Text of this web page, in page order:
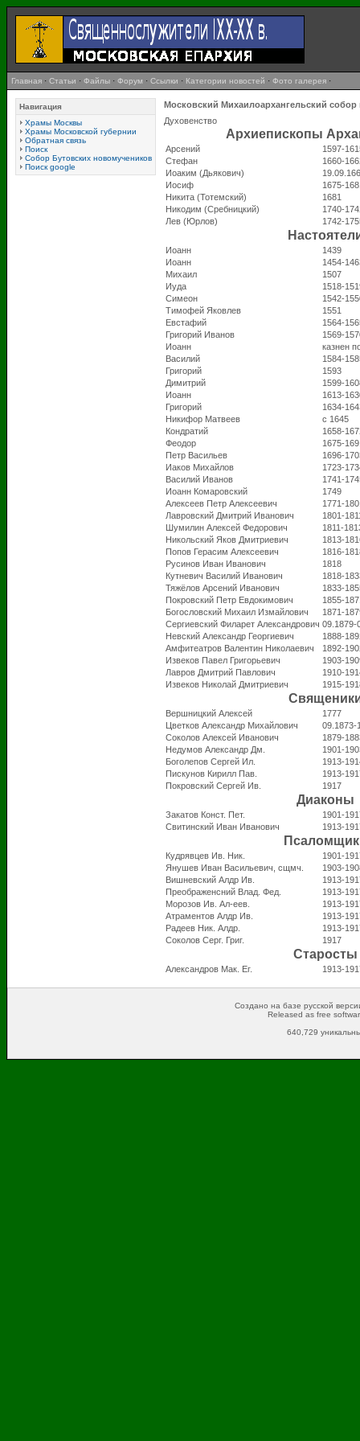
Главная · Статьи · Файлы · Форум · Ссылки · Категории новостей · Фото галерея ·
Навигация
Храмы Москвы
Храмы Московской губернии
Обратная связь
Поиск
Собор Бутовских новомучеников
Поиск google
Московский Михаилоархангельский собор
Духовенство
Архиепископы
Арсений
1597-
Стефан
1660-
Иоаким (Дьякович)
Иосиф
1675-
Никита (Тотемский)
1681
Никодим (Сребницкий)
1740-
Лев (Юрлов)
1742-
Иоанн
1439
Иоанн
1454-
Михаил
1507
Иуда
1518-
Симеон
1542-
Тимофей Яковлев
1551
Евстафий
1564-
Григорий Иванов
1569-
Иоанн
казнен
Василий
1584-
Григорий
1593
Димитрий
1599-
Иоанн
1613-
Григорий
1634-
Никифор Матвеев
с 1645
Кондратий
1658-
Феодор
1675-
Петр Васильев
1696-
Иаков Михайлов
1723-
Василий Иванов
1741-
Иоанн Комаровский
1749
Алексеев Петр Алексеевич
1771-
Лавровский Дмитрий Иванович
1801-
Шумилин Алексей Федорович
1811-
Никольский Яков Дмитриевич
1813-
Попов Герасим Алексеевич
1816-
Русинов Иван Иванович
1818
Кутневич Василий Иванович
1818-
Тяжёлов Арсений Иванович
1833-
Покровский Петр Евдокимович
1855-
Богословский Михаил Измайлович
1871-
Сергиевский Филарет Александрович 09.1879-
Невский Александр Георгиевич
1888-
Амфитеатров Валентин Николаевич
1892-
Извеков Павел Григорьевич
1903-
Лавров Дмитрий Павлович
1910-
Извеков Николай Дмитриевич
1915-
Вершницкий Алексей
1777
Цветков Александр Михайлович
09.1873-
Соколов Алексей Иванович
1879-
Недумов Александр Дм.
1901-
Боголепов Сергей Ил.
1913-
Пискунов Кирилл Пав.
1913-
Покровский Сергей Ив.
1917
Диаконы
Закатов Конст. Пет.
1901-
Свитинский Иван Иванович
1913-
Кудрявцев Ив. Ник.
1901-
Янушев Иван Васильевич, сщмч.
1903-
Вишневский Алдр Ив.
1913-
Преображенсний Влад. Фед.
1913-
Морозов Ив. Ал-еев.
1913-
Атраментов Алдр Ив.
1913-
Радеев Ник. Алдр.
1913-
Соколов Серг. Григ.
1917
Старосты
Александров Мак. Ег. 1913-
Создано на базе русской
Released as free
640,729